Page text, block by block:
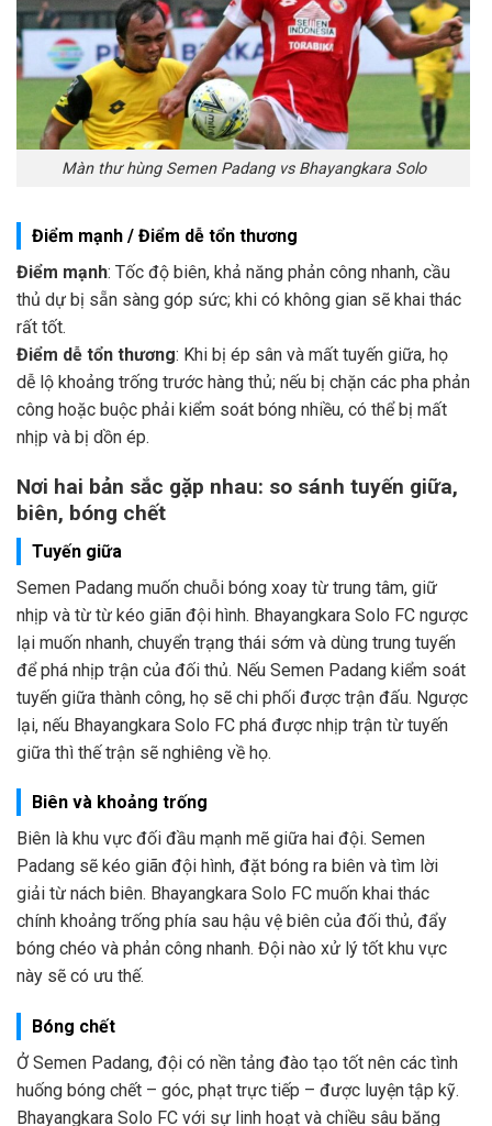
Màn thư hùng Semen Padang vs Bhayangkara Solo
Điểm mạnh / Điểm dễ tổn thương
Điểm mạnh: Tốc độ biên, khả năng phản công nhanh, cầu
thủ dự bị sẵn sàng góp sức; khi có không gian sẽ khai thác
rất tốt.
Điểm dễ tổn thương: Khi bị ép sân và mất tuyến giữa, họ
dễ lộ khoảng trống trước hàng thủ; nếu bị chặn các pha phản
công hoặc buộc phải kiểm soát bóng nhiều, có thể bị mất
nhịp và bị dồn ép.
Nơi hai bản sắc gặp nhau: so sánh tuyến giữa,
biên, bóng chết
Tuyến giữa
Semen Padang muốn chuỗi bóng xoay từ trung tâm, giữ
nhịp và từ từ kéo giãn đội hình. Bhayangkara Solo FC ngược
lại muốn nhanh, chuyển trạng thái sớm và dùng trung tuyến
để phá nhịp trận của đối thủ. Nếu Semen Padang kiểm soát
tuyến giữa thành công, họ sẽ chi phối được trận đấu. Ngược
lại, nếu Bhayangkara Solo FC phá được nhịp trận từ tuyến
giữa thì thế trận sẽ nghiêng về họ.
Biên và khoảng trống
Biên là khu vực đối đầu mạnh mẽ giữa hai đội. Semen
Padang sẽ kéo giãn đội hình, đặt bóng ra biên và tìm lời
giải từ nách biên. Bhayangkara Solo FC muốn khai thác
chính khoảng trống phía sau hậu vệ biên của đối thủ, đẩy
bóng chéo và phản công nhanh. Đội nào xử lý tốt khu vực
này sẽ có ưu thế.
Bóng chết
Ở Semen Padang, đội có nền tảng đào tạo tốt nên các tình
huống bóng chết – góc, phạt trực tiếp – được luyện tập kỹ.
Bhayangkara Solo FC với sự linh hoạt và chiều sâu băng